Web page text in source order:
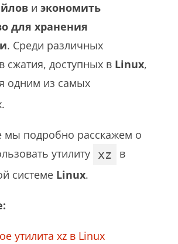
и экономить
для хранения
. Среди различных
сжатия, доступных в Linux,
одним из самых
мы подробно расскажем о
утилиту xz
в
системе Linux.
утилита xz в Linux